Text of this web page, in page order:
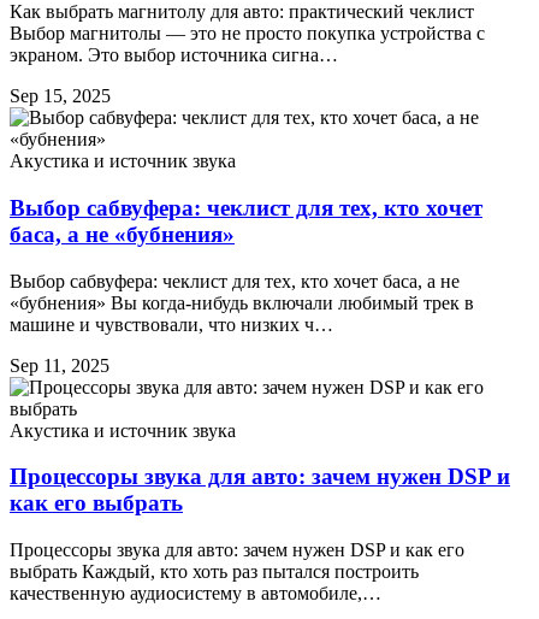
Как выбрать магнитолу для авто: практический чеклист
Выбор магнитолы — это не просто покупка устройства с
экраном. Это выбор источника сигна…
Sep 15, 2025
Акустика и источник звука
Выбор сабвуфера: чеклист для тех, кто хочет
баса, а не «бубнения»
Выбор сабвуфера: чеклист для тех, кто хочет баса, а не
«бубнения» Вы когда-нибудь включали любимый трек в
машине и чувствовали, что низких ч…
Sep 11, 2025
Акустика и источник звука
Процессоры звука для авто: зачем нужен DSP и
как его выбрать
Процессоры звука для авто: зачем нужен DSP и как его
выбрать Каждый, кто хоть раз пытался построить
качественную аудиосистему в автомобиле,…